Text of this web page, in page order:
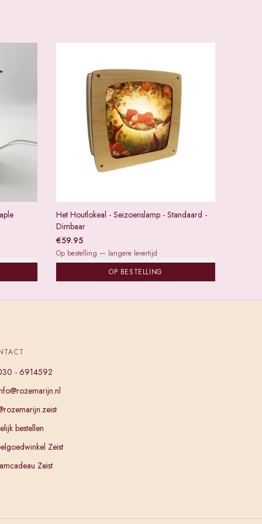
Het Houtlokeal - Seizoenslamp - Standaard -
Dimbaar
€59.95
Op bestelling — langere levertijd
OP BESTELLING
- 6914592
bestellen
Zeist
Zeist